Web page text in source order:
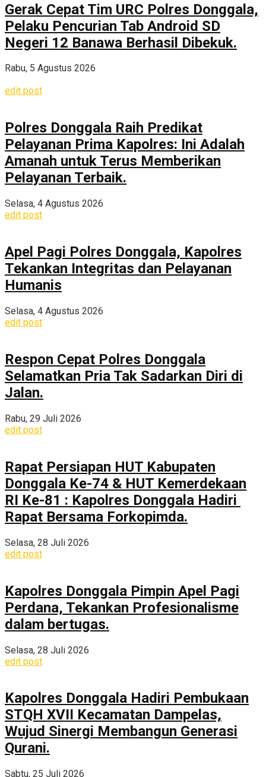
Gerak Cepat Tim URC Polres Donggala,
Pelaku Pencurian Tab Android SD
Negeri 12 Banawa Berhasil Dibekuk.
Rabu, 5 Agustus 2026
edit post
Polres Donggala Raih Predikat
Pelayanan Prima Kapolres: Ini Adalah
Amanah untuk Terus Memberikan
Pelayanan Terbaik.
Selasa, 4 Agustus 2026
edit post
Apel Pagi Polres Donggala, Kapolres
Tekankan Integritas dan Pelayanan
Humanis
Selasa, 4 Agustus 2026
edit post
Respon Cepat Polres Donggala
Selamatkan Pria Tak Sadarkan Diri di
Jalan.
Rabu, 29 Juli 2026
edit post
Rapat Persiapan HUT Kabupaten
Donggala Ke-74 & HUT Kemerdekaan
RI Ke-81 : Kapolres Donggala Hadiri
Rapat Bersama Forkopimda.
Selasa, 28 Juli 2026
edit post
Kapolres Donggala Pimpin Apel Pagi
Perdana, Tekankan Profesionalisme
dalam bertugas.
Selasa, 28 Juli 2026
edit post
Kapolres Donggala Hadiri Pembukaan
STQH XVII Kecamatan Dampelas,
Wujud Sinergi Membangun Generasi
Qurani.
Sabtu, 25 Juli 2026